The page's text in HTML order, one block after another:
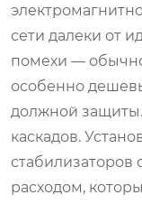
сети далеки от
помехи —
особенно
должной
каскадов.
стабилизаторов
расходом,